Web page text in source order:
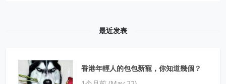
最近发表
香港年輕人的包包新寵，你知道幾個？